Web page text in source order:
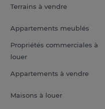
Terrains à vendre
Appartements meublés
Propriétés commerciales à
louer
Appartements à vendre
Maisons à louer